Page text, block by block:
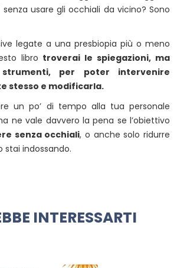
usare gli occhiali da vicino? Sono
legate a una presbiopia più o meno
libro troverai le spiegazioni, ma
per poter intervenire
stesso e modificarla.
un po’ di tempo alla tua personale
ne vale davvero la pena se l’obiettivo
senza occhiali, o anche solo ridurre
indossando.
INTERESSARTI